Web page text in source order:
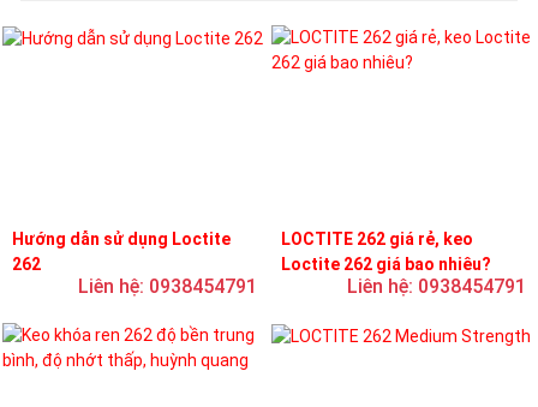
Hướng dẫn sử dụng Loctite
262
Liên hệ: 0938454791
LOCTITE 262 giá rẻ, keo
Loctite 262 giá bao nhiêu?
Liên hệ: 0938454791